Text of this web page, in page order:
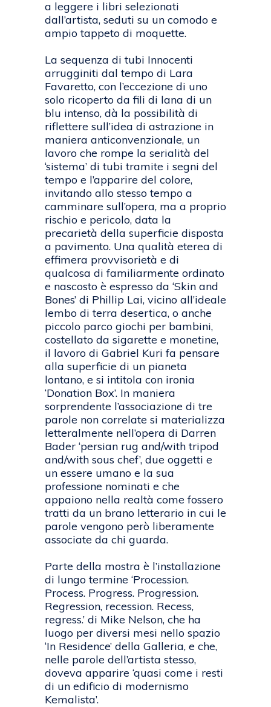
a leggere i libri selezionati
dall’artista, seduti su un comodo e
ampio tappeto di moquette.
La sequenza di tubi Innocenti
arrugginiti dal tempo di Lara
Favaretto, con l’eccezione di uno
solo ricoperto da fili di lana di un
blu intenso, dà la possibilità di
riflettere sull’idea di astrazione in
maniera anticonvenzionale, un
lavoro che rompe la serialità del
‘sistema’ di tubi tramite i segni del
tempo e l’apparire del colore,
invitando allo stesso tempo a
camminare sull’opera, ma a proprio
rischio e pericolo, data la
precarietà della superficie disposta
a pavimento. Una qualità eterea di
effimera provvisorietà e di
qualcosa di familiarmente ordinato
e nascosto è espresso da ‘Skin and
Bones’ di Phillip Lai, vicino all’ideale
lembo di terra desertica, o anche
piccolo parco giochi per bambini,
costellato da sigarette e monetine,
il lavoro di Gabriel Kuri fa pensare
alla superficie di un pianeta
lontano, e si intitola con ironia
‘Donation Box’. In maniera
sorprendente l’associazione di tre
parole non correlate si materializza
letteralmente nell’opera di Darren
Bader ‘persian rug and/with tripod
and/with sous chef’, due oggetti e
un essere umano e la sua
professione nominati e che
appaiono nella realtà come fossero
tratti da un brano letterario in cui le
parole vengono però liberamente
associate da chi guarda.
Parte della mostra è l’installazione
di lungo termine ‘Procession.
Process. Progress. Progression.
Regression, recession. Recess,
regress.’ di Mike Nelson, che ha
luogo per diversi mesi nello spazio
‘In Residence’ della Galleria, e che,
nelle parole dell’artista stesso,
doveva apparire ‘quasi come i resti
di un edificio di modernismo
Kemalista’.